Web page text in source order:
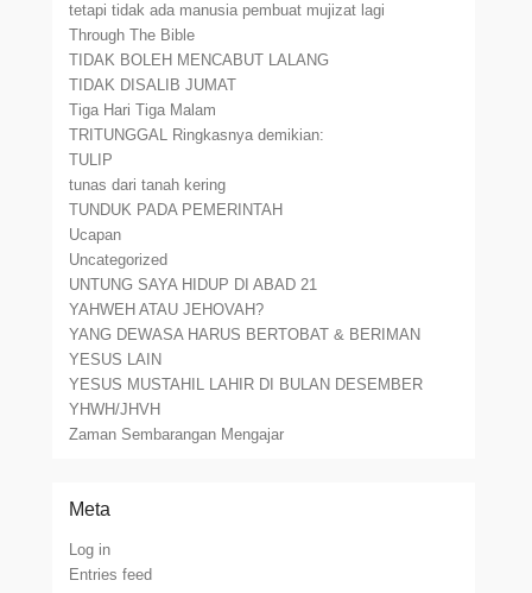
tetapi tidak ada manusia pembuat mujizat lagi
Through The Bible
TIDAK BOLEH MENCABUT LALANG
TIDAK DISALIB JUMAT
Tiga Hari Tiga Malam
TRITUNGGAL Ringkasnya demikian:
TULIP
tunas dari tanah kering
TUNDUK PADA PEMERINTAH
Ucapan
Uncategorized
UNTUNG SAYA HIDUP DI ABAD 21
YAHWEH ATAU JEHOVAH?
YANG DEWASA HARUS BERTOBAT & BERIMAN
YESUS LAIN
YESUS MUSTAHIL LAHIR DI BULAN DESEMBER
YHWH/JHVH
Zaman Sembarangan Mengajar
Meta
Log in
Entries feed